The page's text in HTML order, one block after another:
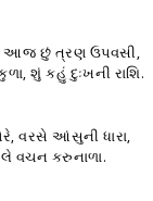
આજ છું ત્રણ ઉપવસી,
શું કહું દુઃખની રાશિ.
વરસે આંસુની ધારા,
વચન કરુનાળા.